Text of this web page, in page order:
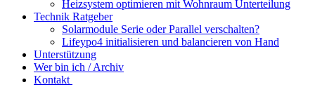
Heizsystem optimieren mit Wohnraum Unterteilung
Technik Ratgeber
Solarmodule Serie oder Parallel verschalten?
Lifeypo4 initialisieren und balancieren von Hand
Unterstützung
Wer bin ich / Archiv
Kontakt